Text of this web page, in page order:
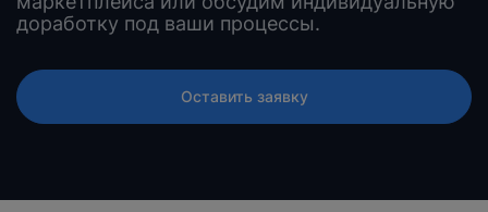
доработку под ваши процессы.
Оставить заявку